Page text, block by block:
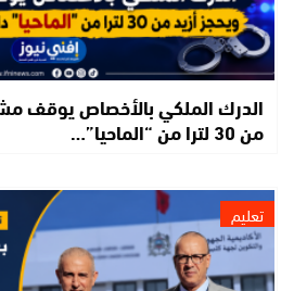
الدرك الملكي بالأخصاص يوقف
من 30 لترا من “الماحيا”…
تعليم